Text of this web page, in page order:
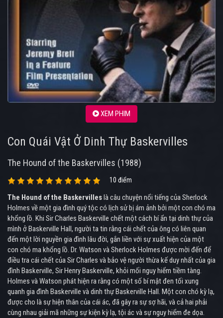
XEM PHIM
Con Quái Vật Ở Dinh Thự Baskervilles
The Hound of the Baskervilles (1988)
10 điểm
The Hound of the Baskervilles là câu chuyện nổi tiếng của Sherlock
Holmes về một gia đình quý tộc có lịch sử bị ám ảnh bởi một con chó ma
khổng lồ. Khi Sir Charles Baskerville chết một cách bí ẩn tại dinh thự của
mình ở Baskerville Hall, người ta tin rằng cái chết của ông có liên quan
đến một lời nguyền gia đình lâu đời, gắn liền với sự xuất hiện của một
con chó ma khổng lồ. Dr. Watson và Sherlock Holmes được mời đến để
điều tra cái chết của Sir Charles và bảo vệ người thừa kế duy nhất của gia
đình Baskerville, Sir Henry Baskerville, khỏi mối nguy hiểm tiềm tàng.
Holmes và Watson phát hiện ra rằng có một số bí mật đen tối xung
quanh gia đình Baskerville và dinh thự Baskerville Hall. Một con chó kỳ lạ,
được cho là sự hiện thân của cái ác, đã gây ra sự sợ hãi, và cả hai phải
cùng nhau giải mã những sự kiện kỳ lạ, tội ác và sự nguy hiểm đe dọa.